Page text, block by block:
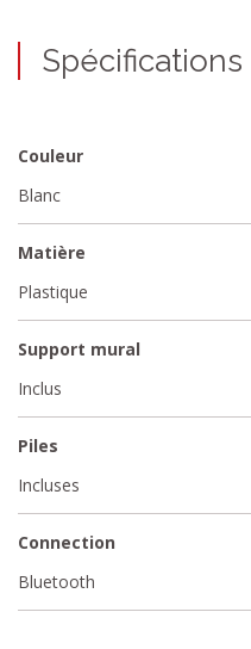
Couleur
Blanc
Matière
Plastique
Support mural
Inclus
Piles
Incluses
Connection
Bluetooth